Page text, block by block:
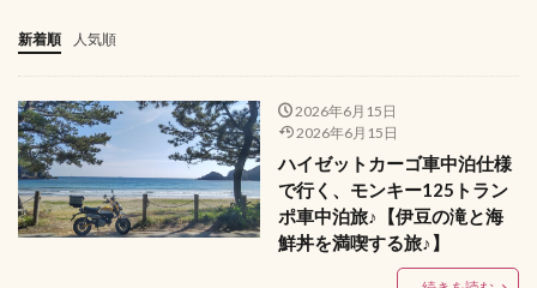
新着順 人気順
2026年6月15日
2026年6月15日
ハイゼットカーゴ車中泊仕様
で行く、モンキー125トラン
ポ車中泊旅♪【伊豆の滝と海
鮮丼を満喫する旅♪】